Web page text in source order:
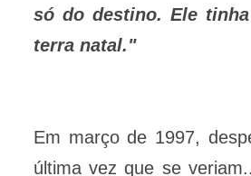
só do destino. Ele
terra natal."
Em março de 1997,
última vez que se